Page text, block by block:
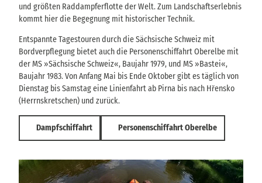
und größten Raddampferflotte der Welt. Zum Landschaftserlebnis
kommt hier die Begegnung mit historischer Technik.
Entspannte Tagestouren durch die Sächsische Schweiz mit
Bordverpflegung bietet auch die Personenschiffahrt Oberelbe mit
der MS »Sächsische Schweiz«, Baujahr 1979, und MS »Bastei«,
Baujahr 1983. Von Anfang Mai bis Ende Oktober gibt es täglich von
Dienstag bis Samstag eine Linienfahrt ab Pirna bis nach Hřensko
(Herrnskretschen) und zurück.
Dampfschiffahrt Personenschiffahrt Oberelbe